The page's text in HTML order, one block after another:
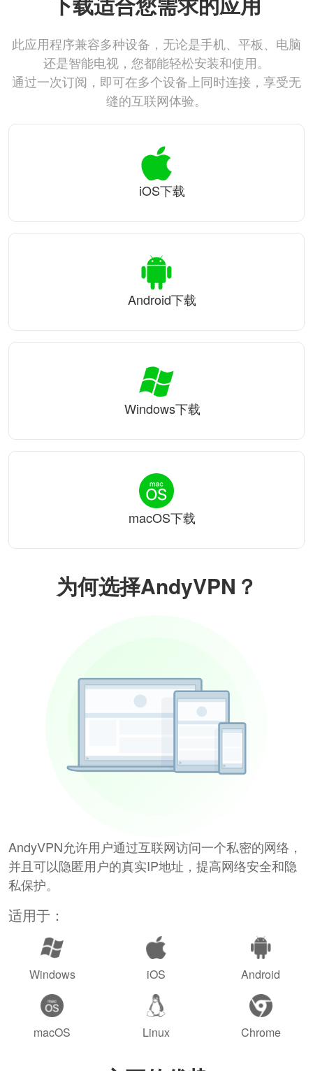
为何选择AndyVPN？
AndyVPN允许用户通过互联网访问一个私密的网络，
并且可以隐匿用户的真实IP地址，提高网络安全和隐
私保护。
适用于：
Windows iOS Android
macOS Linux Chrome
此应用程序兼容多种设备，无论是手机、平板、电脑
还是智能电视，您都能轻松安装和使用。
通过一次订阅，即可在多个设备上同时连接，享受无
缝的互联网体验。
iOS下载
Android下载
Windows下载
macOS下载